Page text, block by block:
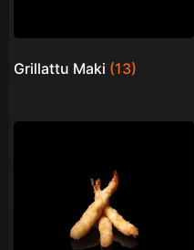
Grillattu Maki (13)